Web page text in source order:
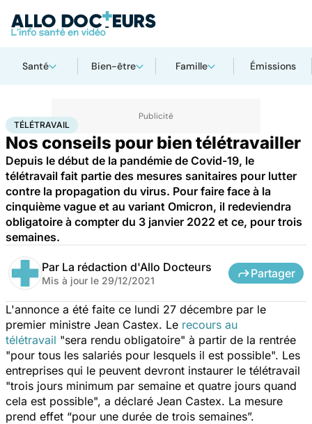
Santé Bien-être Famille Émissions
AccueilSantéTélétravail
TÉLÉTRAVAIL
Nos conseils pour bien télétravailler
Depuis le début de la pandémie de Covid-19, le
télétravail fait partie des mesures sanitaires pour lutter
contre la propagation du virus. Pour faire face à la
cinquième vague et au variant Omicron, il redeviendra
obligatoire à compter du 3 janvier 2022 et ce, pour trois
semaines.
Par La rédaction d'Allo Docteurs
Mis à jour le 29/12/2021
Partager
L'annonce a été faite ce lundi 27 décembre par le
premier ministre Jean Castex. Le recours au
télétravail "sera rendu obligatoire" à partir de la rentrée
"pour tous les salariés pour lesquels il est possible". Les
entreprises qui le peuvent devront instaurer le télétravail
"trois jours minimum par semaine et quatre jours quand
cela est possible", a déclaré Jean Castex. La mesure
prend effet “pour une durée de trois semaines”.